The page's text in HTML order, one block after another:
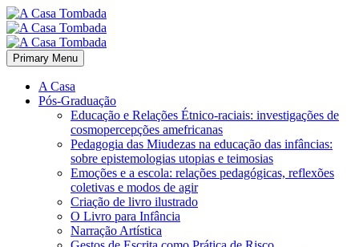
Primary Menu
A Casa
Pós-Graduação
Educação e Relações Étnico-raciais: investigações de
cosmopercepções amefricanas
Pedagogia das Miudezas na educação das infâncias:
sobre epistemologias utopias e teimosias
Emoções e a escola: relações pedagógicas, reflexões
coletivas e modos de agir
Criação de livro ilustrado
O Livro para Infância
Narração Artística